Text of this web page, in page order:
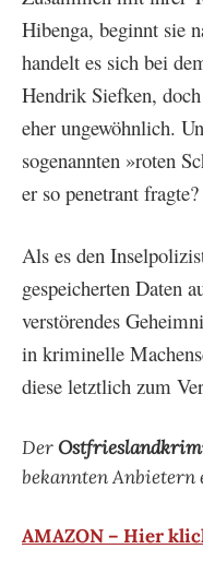
Hibenga, beginnt sie
handelt es sich bei
Hendrik Siefken,
eher ungewöhnlich.
sogenannten »roten
er so penetrant fragte?
Als es den
gespeicherten Daten
verstörendes
in kriminelle
diese letztlich zum
Der
bekannten
AMAZON – Hier